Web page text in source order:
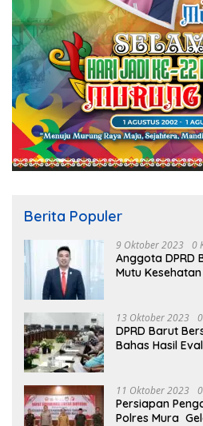
Berita Populer
9 Oktober 2023 0
Anggota DPRD
Mutu
13 Oktober 2023
DPRD Barut
Bahas Hasil
11 Oktober 2023
Persiapan
Polres Mura